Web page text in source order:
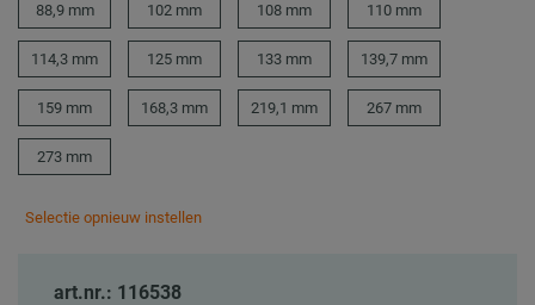
88,9 mm 102 mm 108 mm 110 mm
114,3 mm 125 mm 133 mm 139,7 mm
159 mm 168,3 mm 219,1 mm 267 mm
273 mm
Selectie opnieuw instellen
art.nr.: 116538